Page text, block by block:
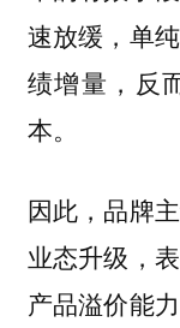
速放缓，单
绩增量，反
本。
因此，品牌
业态升级，
产品溢价能